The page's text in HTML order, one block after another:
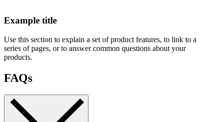
Example title
Use this section to explain a set of product features, to link to a
series of pages, or to answer common questions about your
products.
FAQs